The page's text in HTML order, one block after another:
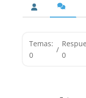
Temas:
0
/
0